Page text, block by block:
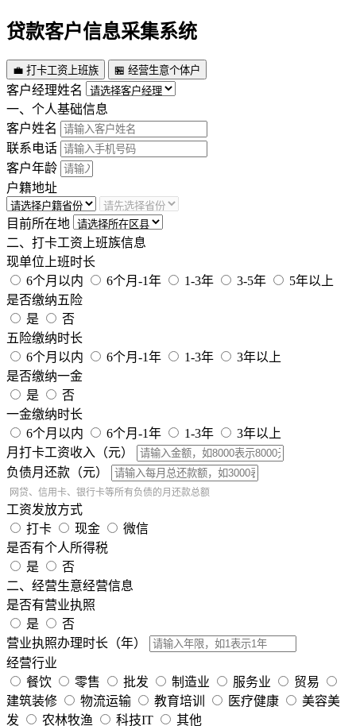
贷款客户信息采集系统
💼 打卡工资上班族 🏪 经营生意个体户
客户经理姓名
一、个人基础信息
客户姓名
联系电话
客户年龄
户籍地址
目前所在地
二、打卡工资上班族信息
现单位上班时长
6个月以内
6个月-1年 1-3年 3-5年
5年以上
是否缴纳五险
是
否
五险缴纳时长
6个月以内
6个月-1年 1-3年
3年以上
是否缴纳一金
是
否
一金缴纳时长
6个月以内
6个月-1年 1-3年
3年以上
月打卡工资收入（元）
负债月还款（元）
网贷、信用卡、银行卡等所有负债的月还款总额
工资发放方式
打卡
现金
微信
是否有个人所得税
是
否
二、经营生意经营信息
是否有营业执照
是
否
营业执照办理时长（年）
经营行业
餐饮
零售 批发 制造业 服务业
贸易
建筑装修
物流运输 教育培训 医疗健康
美容美
发
农林牧渔 科技IT
其他